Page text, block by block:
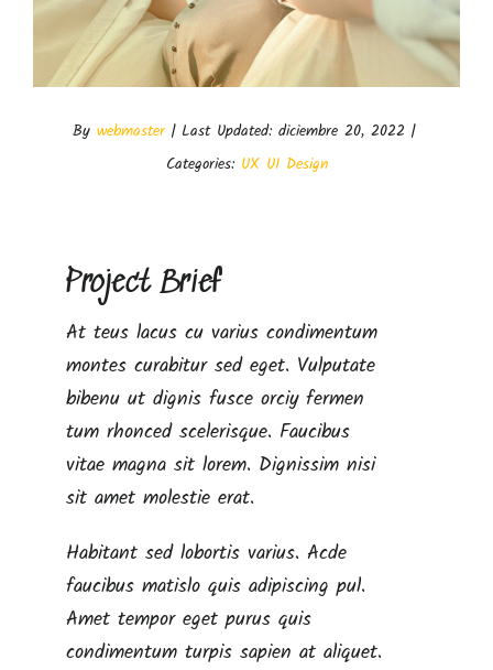
By webmaster | Last Updated: diciembre 20, 2022 |
Categories: UX UI Design
Project Brief
At teus lacus cu varius condimentum
montes curabitur sed eget. Vulputate
bibenu ut dignis fusce orciy fermen
tum rhonced scelerisque. Faucibus
vitae magna sit lorem. Dignissim nisi
sit amet molestie erat.
Habitant sed lobortis varius. Acde
faucibus matislo quis adipiscing pul.
Amet tempor eget purus quis
condimentum turpis sapien at aliquet.